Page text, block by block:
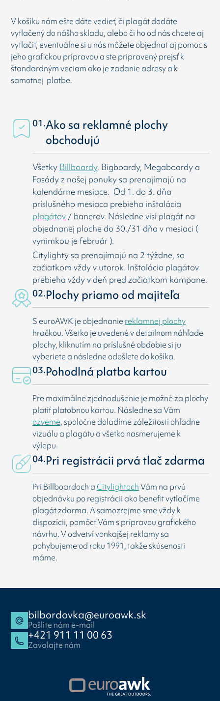
V košíku nám ešte dáte vedieť, či plagát dodáte
vytlačený do nášho skladu, alebo či ho od nás chcete aj
vytlačiť, eventuálne si u nás môžete objednat aj pomoc s
jeho grafickou prípravou a ste pripravený prejsť k
štandardným veciam ako je zadanie adresy a k
samotnej platbe.
01.Ako sa reklamné plochy
obchodujú
Všetky Billboardy, Bigboardy, Megaboardy a
Fasády z našej ponuky sa prenajímajú na
kalendárne mesiace. Od 1. do 3. dňa
príslušného mesiaca prebieha inštalácia
plagátov / banerov. Následne visí plagát na
objednanej ploche do 30./31 dňa v mesiaci (
vynimkou je február ).
Citylighty sa prenajímajú na 2 týždne, so
začiatkom vždy v utorok. Inštalácia plagátov
prebieha vždy v deň pred začiatkom kampane.
02.Plochy priamo od majiteľa
S euroAWK je objednanie reklamnej plochy
hračkou. Všetko je uvedené v detailnom náhľade
plochy, kliknutím na príslušné obdobie si ju
vyberiete a následne odošlete do košíka.
03.Pohodlná platba kartou
Pre maximálne zjednodušenie je možné za plochy
platiť platobnou kartou. Následne sa Vám
ozveme, spoločne doladíme záležitosti ohľadne
vizuálu a plagátu a všetko nasmerujeme k
výlepu.
04.Pri registrácii prvá tlač zdarma
Pri Billboardoch aCitylightochVám na prvú
objednávku po registrácii ako benefit vytlačíme
plagát zdarma. A samozrejme sme vždy k
dispozícii, pomôcť Vám s prípravou grafického
návrhu. V odvetví vonkajšej reklamy sa
pohybujeme od roku 1991, takže skúsenosti
máme.
bilbordovka@euroawk.sk
Pošlite nám e-mail
+421 911 11 00 63
Zavolajte nám